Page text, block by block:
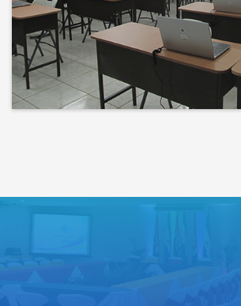
Bienvenidos a un espacio
las ideas cobran voz y el
conocimiento se comparte
todos tus mañanas